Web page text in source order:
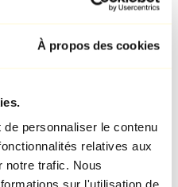
À propos des cookies
personnaliser le contenu
relatives aux
notre trafic. Nous
sur l'utilisation de